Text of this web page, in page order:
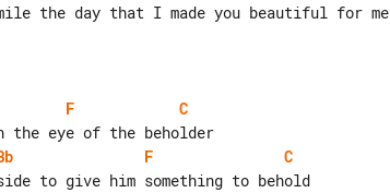
the day that I made you beautiful for me
F
C
F
C